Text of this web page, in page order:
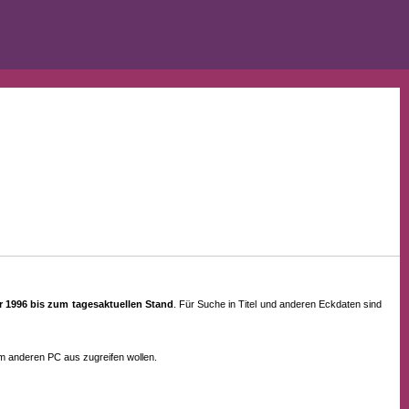
bis zum tagesaktuellen Stand . Für Suche in Titel und anderen Eckdaten sind
anderen PC aus zugreifen wollen.